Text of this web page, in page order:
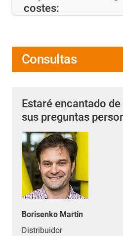
costes:
Consultas
Estaré encantado
sus preguntas
Borisenko Martin
Distribuidor